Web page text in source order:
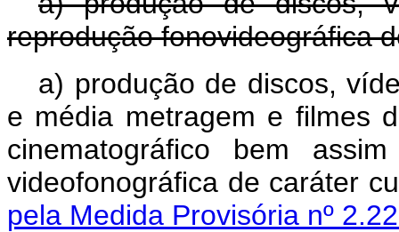
reprodução fonovideográfica
a) produção de discos,
e média metragem e filmes
cinematográfico bem
videofonográfica de
pela Medida Provisória nº